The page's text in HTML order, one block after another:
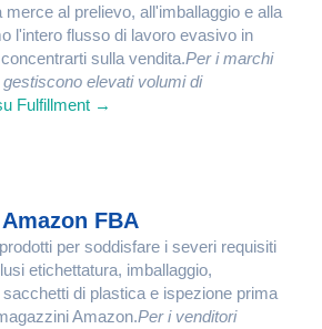
merce al prelievo, all'imballaggio e alla
l'intero flusso di lavoro evasivo in
sulla vendita.Per i marchi
elevati volumi di
Fulfillment →
FBA
per soddisfare i severi requisiti
etichettatura, imballaggio,
di plastica e ispezione prima
Amazon.Per i venditori